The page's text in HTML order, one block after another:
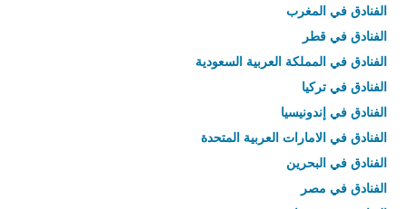
الفنادق في المغرب
الفنادق في قطر
الفنادق في المملكة العربية السعودية
الفنادق في تركيا
الفنادق في إندونيسيا
الفنادق في الامارات العربية المتحدة
الفنادق في البحرين
الفنادق في مصر